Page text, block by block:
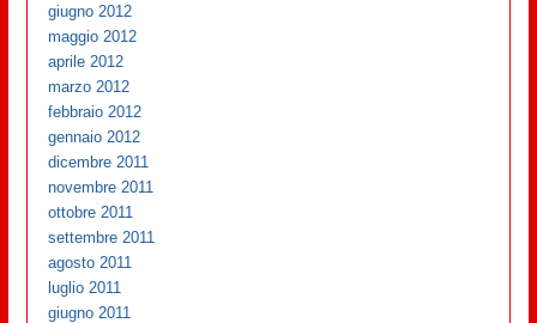
giugno 2012
maggio 2012
aprile 2012
marzo 2012
febbraio 2012
gennaio 2012
dicembre 2011
novembre 2011
ottobre 2011
settembre 2011
agosto 2011
luglio 2011
giugno 2011